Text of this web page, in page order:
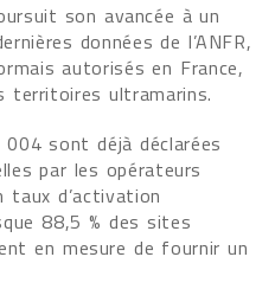
son avancée à un
données de l’ANFR,
autorisés en France,
ultramarins.
sont déjà déclarées
par les opérateurs
taux d’activation
88,5 % des sites
en mesure de fournir un